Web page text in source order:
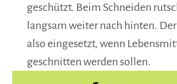
geschützt. Beim Schneiden
langsam weiter nach hinten.
also eingesetzt, wenn
geschnitten werden sollen.